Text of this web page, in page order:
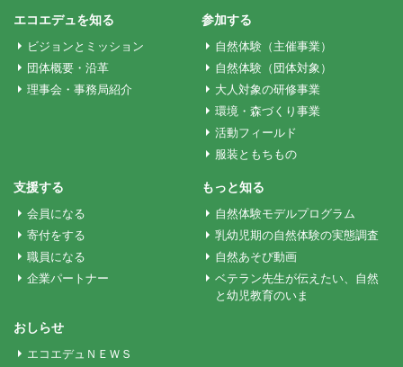
ゲ
ー
ョ
ン
エコエデュを知る
ビジョンとミッション
団体概要・沿革
理事会・事務局紹介
参加する
自然体験（主催事業）
自然体験（団体対象）
大人対象の研修事業
環境・森づくり事業
活動フィールド
服装ともちもの
支援する
会員になる
寄付をする
職員になる
企業パートナー
もっと知る
自然体験モデルプログラム
乳幼児期の自然体験の実態調査
自然あそび動画
ベテラン先生が伝えたい、自然
と幼児教育のいま
おしらせ
エコエデュＮＥＷＳ